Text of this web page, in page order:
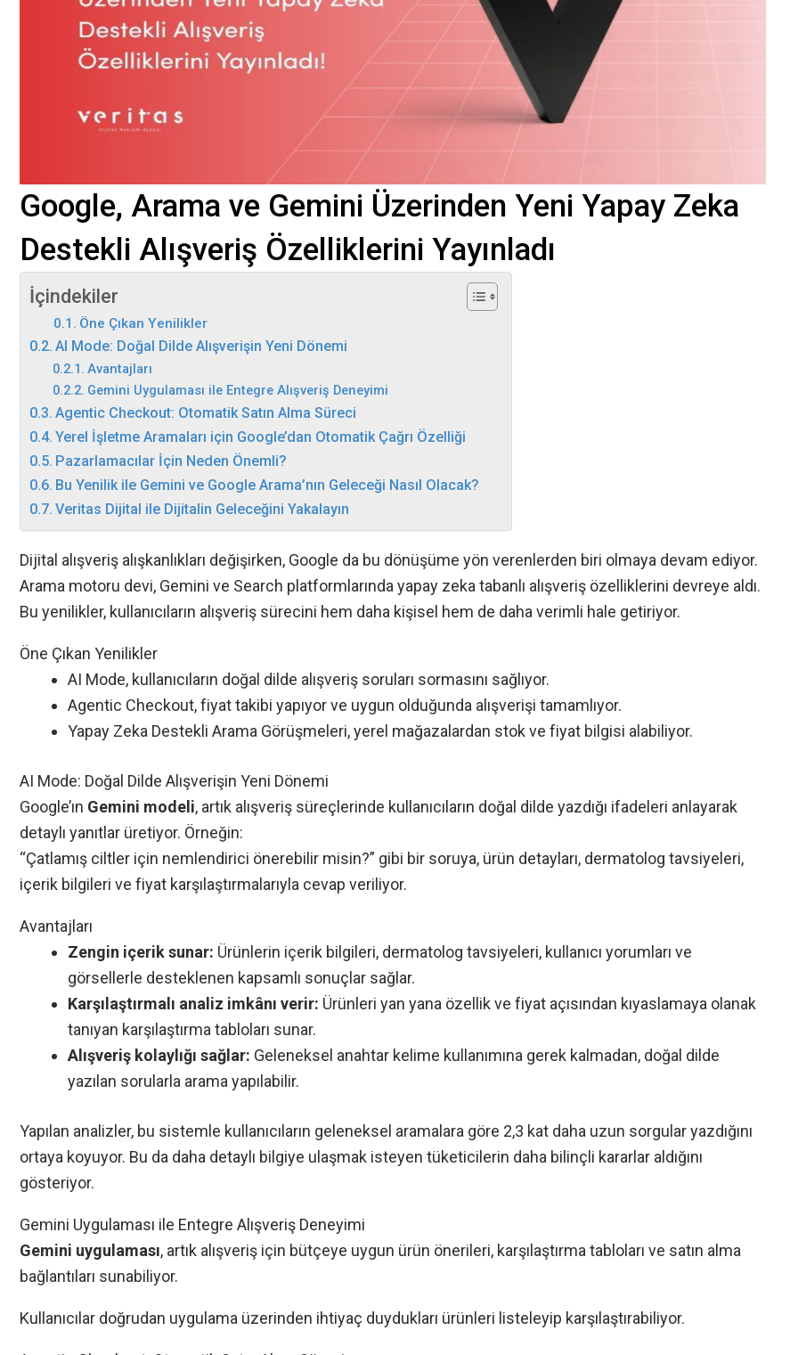
Google, Arama ve Gemini Üzerinden Yeni Yapay Zeka
Destekli Alışveriş Özelliklerini Yayınladı
İçindekiler
Öne Çıkan Yenilikler
AI Mode: Doğal Dilde Alışverişin Yeni Dönemi
Avantajları
Gemini Uygulaması ile Entegre Alışveriş Deneyimi
Agentic Checkout: Otomatik Satın Alma Süreci
Yerel İşletme Aramaları için Google’dan Otomatik Çağrı Özelliği
Pazarlamacılar İçin Neden Önemli?
Bu Yenilik ile Gemini ve Google Arama’nın Geleceği Nasıl Olacak?
Veritas Dijital ile Dijitalin Geleceğini Yakalayın
Dijital alışveriş alışkanlıkları değişirken, Google da bu dönüşüme yön verenlerden biri olmaya devam ediyor.
Arama motoru devi, Gemini ve Search platformlarında yapay zeka tabanlı alışveriş özelliklerini devreye aldı.
Bu yenilikler, kullanıcıların alışveriş sürecini hem daha kişisel hem de daha verimli hale getiriyor.
Öne Çıkan Yenilikler
AI Mode, kullanıcıların doğal dilde alışveriş soruları sormasını sağlıyor.
Agentic Checkout, fiyat takibi yapıyor ve uygun olduğunda alışverişi tamamlıyor.
Yapay Zeka Destekli Arama Görüşmeleri, yerel mağazalardan stok ve fiyat bilgisi alabiliyor.
AI Mode: Doğal Dilde Alışverişin Yeni Dönemi
Google’ın Gemini modeli, artık alışveriş süreçlerinde kullanıcıların doğal dilde yazdığı ifadeleri anlayarak
detaylı yanıtlar üretiyor. Örneğin:
“Çatlamış ciltler için nemlendirici önerebilir misin?” gibi bir soruya, ürün detayları, dermatolog tavsiyeleri,
içerik bilgileri ve fiyat karşılaştırmalarıyla cevap veriliyor.
Avantajları
Zengin içerik sunar: Ürünlerin içerik bilgileri, dermatolog tavsiyeleri, kullanıcı yorumları ve
görsellerle desteklenen kapsamlı sonuçlar sağlar.
Karşılaştırmalı analiz imkânı verir: Ürünleri yan yana özellik ve fiyat açısından kıyaslamaya olanak
tanıyan karşılaştırma tabloları sunar.
Alışveriş kolaylığı sağlar: Geleneksel anahtar kelime kullanımına gerek kalmadan, doğal dilde
yazılan sorularla arama yapılabilir.
Yapılan analizler, bu sistemle kullanıcıların geleneksel aramalara göre 2,3 kat daha uzun sorgular yazdığını
ortaya koyuyor. Bu da daha detaylı bilgiye ulaşmak isteyen tüketicilerin daha bilinçli kararlar aldığını
gösteriyor.
Gemini Uygulaması ile Entegre Alışveriş Deneyimi
Gemini uygulaması, artık alışveriş için bütçeye uygun ürün önerileri, karşılaştırma tabloları ve satın alma
bağlantıları sunabiliyor.
Kullanıcılar doğrudan uygulama üzerinden ihtiyaç duydukları ürünleri listeleyip karşılaştırabiliyor.